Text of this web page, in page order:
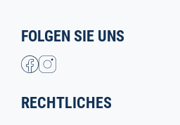
FOLGEN SIE UNS
RECHTLICHES